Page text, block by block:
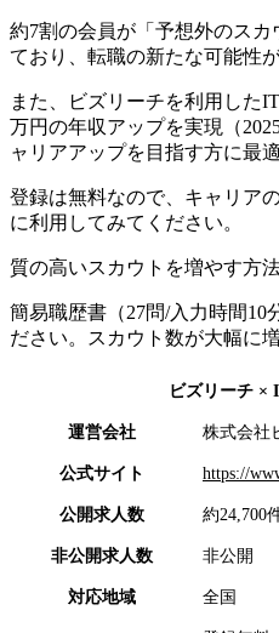
約7割の会員が「予想外のス
ており、転職の新たな可能性
また、ビズリーチを利用した
万円の年収アップを実現（
ャリアアップを目指す方に最
登録は無料なので、キャリア
に利用してみてください。
質の高いスカウトを増やす方
簡易職歴書（27問/入力時間10
ださい。スカウト数が大幅に
ビズリーチ ×
運営会社 株式会社
公式サイト https://
公開求人数 約24,700
非公開求人数 非公開
対応地域 全国